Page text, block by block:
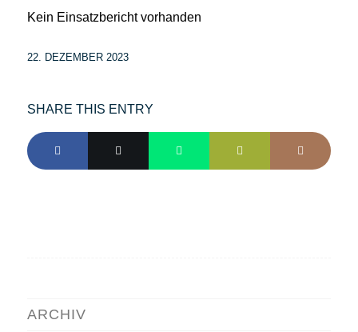
Kein Einsatzbericht vorhanden
22. DEZEMBER 2023
SHARE THIS ENTRY
ARCHIV